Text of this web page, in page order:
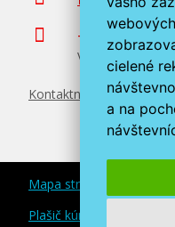
cielené
a na
+420 377
Volajte v
Kontaktné údaje
Mapa stránok
Plašič kún a myší